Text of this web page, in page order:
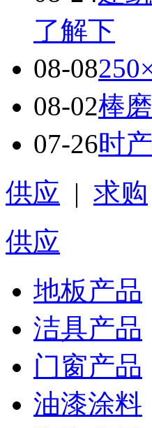
了解下
08-08
08-02棒
07-26时
供应 | 求购
供应
地板产品
洁具产品
门窗产品
油漆涂料